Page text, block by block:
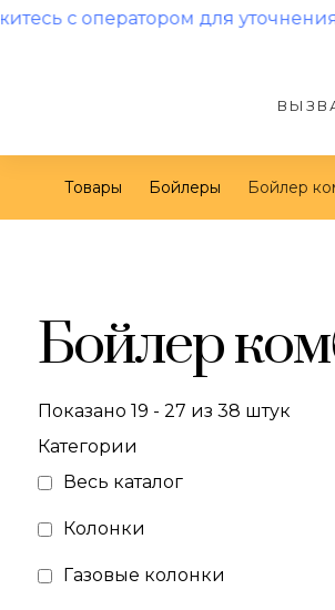
для уточнения наличия
Товары Бойлеры Бойлер
Бойлер
Показано 19 - 27 из 38 штук
Категории
Весь каталог
Колонки
Газовые колонки